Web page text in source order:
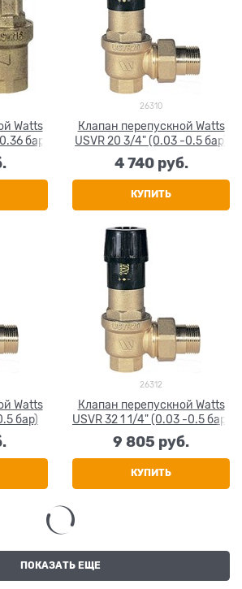
Watts
бар)
26310
Клапан перепускной Watts
USVR 20 3/4" (0.03 -0.5 бар)
4 740 руб.
КУПИТЬ
Watts
бар)
26312
Клапан перепускной Watts
USVR 32 1 1/4" (0.03 -0.5 бар)
9 805 руб.
КУПИТЬ
ПОКАЗАТЬ ЕЩЕ